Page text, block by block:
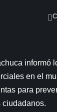
informó
en el
para
ciudadanos.